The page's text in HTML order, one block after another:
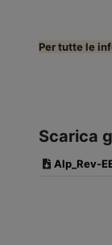
Per tutte le
Scarica
Alp_Rev-